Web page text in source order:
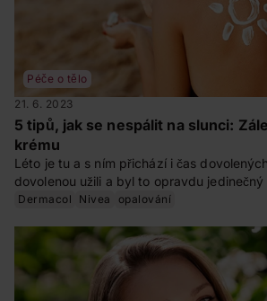
Péče o tělo
21. 6. 2023
5 tipů, jak se nespálit na slunci:
krému
Léto je tu a s ním přichází i čas
dovolenou užili a byl to opravdu jedinečný
horách, nezapomeňte si vybrat ten
tipů, jak si vybrat ty nejvhodnější
produkty nejen pro sebe, ale i pro celou
Dermacol Nivea opalování